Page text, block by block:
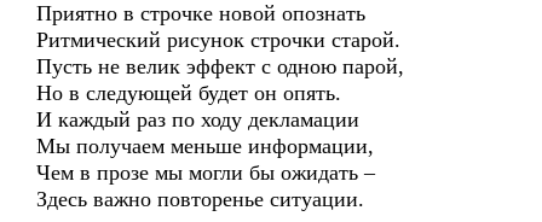
Приятно в строчке новой опознать
Ритмический рисунок строчки старой.
Пусть не велик эффект с одною парой,
Но в следующей будет он опять.
И каждый раз по ходу декламации
Мы получаем меньше информации,
Чем в прозе мы могли бы ожидать –
Здесь важно повторенье ситуации.